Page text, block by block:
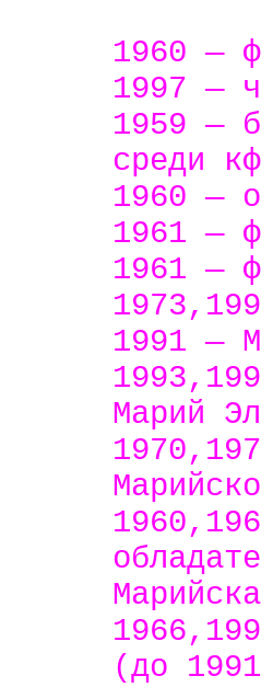
1960 —
1997 —
1959 —
среди
1960 —
1961 —
1961 —
1991 —
Марий Эл
(до